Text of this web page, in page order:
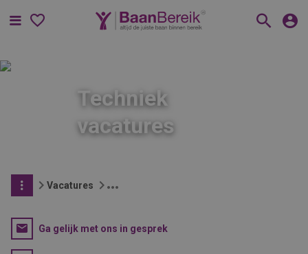
Menu
Techniek
vacatures
Vacatures
Ga gelijk met ons in gesprek